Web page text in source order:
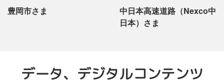
豊岡市さま
中日本高速道路（Nexco中
日本）さま
データ、デジタルコンテンツ